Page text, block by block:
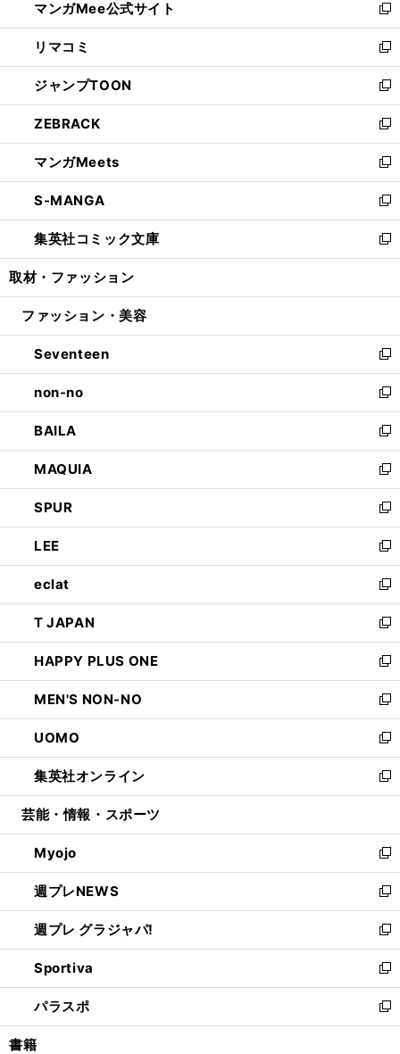
く
ド
ウ
で
開
く
ィ
ン
ド
ウ
で
開
く
い
ウ
ィ
ン
ド
ウ
で
開
く
マンガMee公式サイト
新
し
い
ウ
ィ
ン
ド
ウ
で
開
く
リマコミ
新
し
い
ウ
ィ
ン
ド
ウ
で
開
く
ジャンプTOON
新
し
い
ウ
ィ
ン
ド
ウ
で
開
ZEBRACK
新
し
い
ウ
ィ
ン
ド
ウ
開
マンガMeets
新
し
い
ウ
ィ
ン
ウ
開
く
S-MANGA
新
し
い
ウ
ン
ウ
で
開
く
集英社コミック文庫
新
し
ウ
ン
ド
ウ
で
開
く
取材・ファッション
ファッション・美容
Seventeen
新
し
い
ウ
ィ
ン
ド
ウ
で
開
く
non-no
新
し
い
ウ
ィ
ン
ド
ウ
で
開
く
BAILA
新
し
い
ウ
ィ
ン
ド
ウ
で
開
く
MAQUIA
新
し
い
ウ
ィ
ン
ド
ウ
で
開
く
SPUR
新
し
い
ウ
ィ
ン
ド
ウ
で
開
く
LEE
新
し
い
ウ
ィ
ン
ド
ウ
で
開
く
eclat
新
し
い
ウ
ィ
ン
ド
ウ
で
開
く
T JAPAN
新
し
い
ウ
ィ
ン
ド
ウ
で
開
HAPPY PLUS ONE
新
し
い
ウ
ィ
ン
ド
ウ
開
く
MEN'S NON-NO
新
し
い
ウ
ィ
ン
ウ
で
開
く
UOMO
新
し
い
ウ
ン
ド
ウ
で
開
く
集英社オンライン
新
し
ウ
ィ
ン
ド
ウ
で
開
く
芸能・情報・スポーツ
Myojo
新
し
い
ウ
ィ
ン
ド
ウ
で
開
週プレNEWS
新
し
い
ウ
ィ
ン
ド
ウ
週プレ グラジャパ!
新
し
い
ウ
ィ
ン
Sportiva
新
し
い
ウ
パラスポ
新
し
書籍